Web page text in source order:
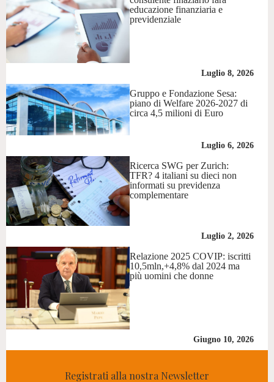
educazione finanziaria e
previdenziale
Luglio 8, 2026
Gruppo e Fondazione Sesa:
piano di Welfare 2026-2027 di
circa 4,5 milioni di Euro
Luglio 6, 2026
Ricerca SWG per Zurich:
TFR? 4 italiani su dieci non
informati su previdenza
complementare
Luglio 2, 2026
Relazione 2025 COVIP: iscritti
10,5mln,+4,8% dal 2024 ma
più uomini che donne
Giugno 10, 2026
Registrati alla nostra Newsletter